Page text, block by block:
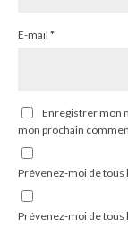
E-mail *
Enregistrer mon
mon prochain
Prévenez-moi de tous
Prévenez-moi de tous